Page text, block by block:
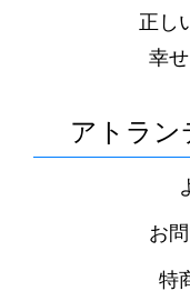
正し
幸
アトラン
お
特